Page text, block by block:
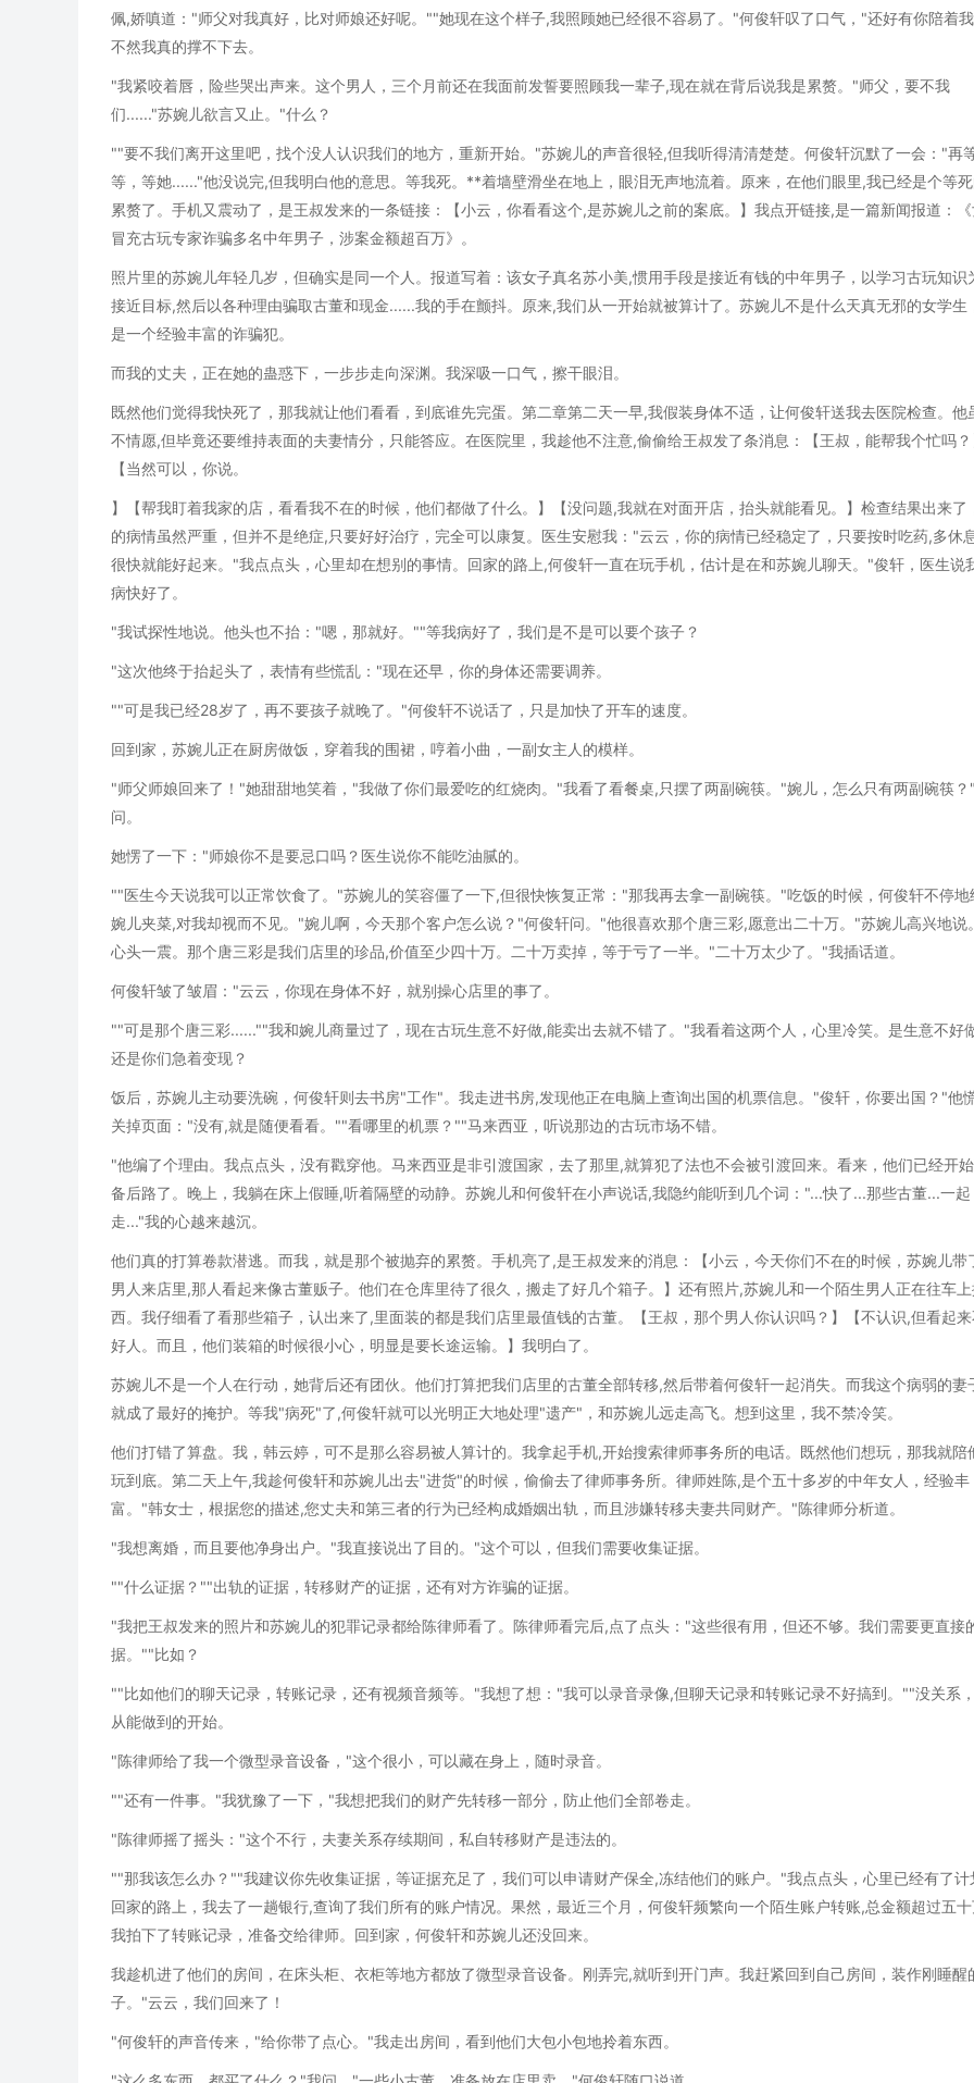
佩,娇嗔道："师父对我真好，比对师娘还好呢。""她现在这个样子,我照顾她已经很不容易了。"何俊轩叹了口气，"还好有你陪着我
不然我真的撑不下去。
"我紧咬着唇，险些哭出声来。这个男人，三个月前还在我面前发誓要照顾我一辈子,现在就在背后说我是累赘。"师父，要不我
们......"苏婉儿欲言又止。"什么？
""要不我们离开这里吧，找个没人认识我们的地方，重新开始。"苏婉儿的声音很轻,但我听得清清楚楚。何俊轩沉默了一会："再
等，等她......"他没说完,但我明白他的意思。等我死。**着墙壁滑坐在地上，眼泪无声地流着。原来，在他们眼里,我已经是个等
累赘了。手机又震动了，是王叔发来的一条链接：【小云，你看看这个,是苏婉儿之前的案底。】我点开链接,是一篇新闻报道：
冒充古玩专家诈骗多名中年男子，涉案金额超百万》。
照片里的苏婉儿年轻几岁，但确实是同一个人。报道写着：该女子真名苏小美,惯用手段是接近有钱的中年男子，以学习古玩知识
接近目标,然后以各种理由骗取古董和现金......我的手在颤抖。原来,我们从一开始就被算计了。苏婉儿不是什么天真无邪的女学生
是一个经验丰富的诈骗犯。
而我的丈夫，正在她的蛊惑下，一步步走向深渊。我深吸一口气，擦干眼泪。
既然他们觉得我快死了，那我就让他们看看，到底谁先完蛋。第二章第二天一早,我假装身体不适，让何俊轩送我去医院检查。他
不情愿,但毕竟还要维持表面的夫妻情分，只能答应。在医院里，我趁他不注意,偷偷给王叔发了条消息：【王叔，能帮我个忙吗？
【当然可以，你说。
】【帮我盯着我家的店，看看我不在的时候，他们都做了什么。】【没问题,我就在对面开店，抬头就能看见。】检查结果出来了
的病情虽然严重，但并不是绝症,只要好好治疗，完全可以康复。医生安慰我："云云，你的病情已经稳定了，只要按时吃药,多休
很快就能好起来。"我点点头，心里却在想别的事情。回家的路上,何俊轩一直在玩手机，估计是在和苏婉儿聊天。"俊轩，医生说
病快好了。
"我试探性地说。他头也不抬："嗯，那就好。""等我病好了，我们是不是可以要个孩子？
"这次他终于抬起头了，表情有些慌乱："现在还早，你的身体还需要调养。
""可是我已经28岁了，再不要孩子就晚了。"何俊轩不说话了，只是加快了开车的速度。
回到家，苏婉儿正在厨房做饭，穿着我的围裙，哼着小曲，一副女主人的模样。
"师父师娘回来了！"她甜甜地笑着，"我做了你们最爱吃的红烧肉。"我看了看餐桌,只摆了两副碗筷。"婉儿，怎么只有两副碗筷？
问。
她愣了一下："师娘你不是要忌口吗？医生说你不能吃油腻的。
""医生今天说我可以正常饮食了。"苏婉儿的笑容僵了一下,但很快恢复正常："那我再去拿一副碗筷。"吃饭的时候，何俊轩不停地
婉儿夹菜,对我却视而不见。"婉儿啊，今天那个客户怎么说？"何俊轩问。"他很喜欢那个唐三彩,愿意出二十万。"苏婉儿高兴地说
心头一震。那个唐三彩是我们店里的珍品,价值至少四十万。二十万卖掉，等于亏了一半。"二十万太少了。"我插话道。
何俊轩皱了皱眉："云云，你现在身体不好，就别操心店里的事了。
""可是那个唐三彩......""我和婉儿商量过了，现在古玩生意不好做,能卖出去就不错了。"我看着这两个人，心里冷笑。是生意不好
还是你们急着变现？
饭后，苏婉儿主动要洗碗，何俊轩则去书房"工作"。我走进书房,发现他正在电脑上查询出国的机票信息。"俊轩，你要出国？"他
关掉页面："没有,就是随便看看。""看哪里的机票？""马来西亚，听说那边的古玩市场不错。
"他编了个理由。我点点头，没有戳穿他。马来西亚是非引渡国家，去了那里,就算犯了法也不会被引渡回来。看来，他们已经开
备后路了。晚上，我躺在床上假睡,听着隔壁的动静。苏婉儿和何俊轩在小声说话,我隐约能听到几个词："...快了...那些古董...一起
走..."我的心越来越沉。
他们真的打算卷款潜逃。而我，就是那个被抛弃的累赘。手机亮了,是王叔发来的消息：【小云，今天你们不在的时候，苏婉儿带
男人来店里,那人看起来像古董贩子。他们在仓库里待了很久，搬走了好几个箱子。】还有照片,苏婉儿和一个陌生男人正在往车
西。我仔细看了看那些箱子，认出来了,里面装的都是我们店里最值钱的古董。【王叔，那个男人你认识吗？】【不认识,但看起
好人。而且，他们装箱的时候很小心，明显是要长途运输。】我明白了。
苏婉儿不是一个人在行动，她背后还有团伙。他们打算把我们店里的古董全部转移,然后带着何俊轩一起消失。而我这个病弱的妻
就成了最好的掩护。等我"病死"了,何俊轩就可以光明正大地处理"遗产"，和苏婉儿远走高飞。想到这里，我不禁冷笑。
他们打错了算盘。我，韩云婷，可不是那么容易被人算计的。我拿起手机,开始搜索律师事务所的电话。既然他们想玩，那我就陪
玩到底。第二天上午,我趁何俊轩和苏婉儿出去"进货"的时候，偷偷去了律师事务所。律师姓陈,是个五十多岁的中年女人，经验丰
富。"韩女士，根据您的描述,您丈夫和第三者的行为已经构成婚姻出轨，而且涉嫌转移夫妻共同财产。"陈律师分析道。
"我想离婚，而且要他净身出户。"我直接说出了目的。"这个可以，但我们需要收集证据。
""什么证据？""出轨的证据，转移财产的证据，还有对方诈骗的证据。
"我把王叔发来的照片和苏婉儿的犯罪记录都给陈律师看了。陈律师看完后,点了点头："这些很有用，但还不够。我们需要更直接
据。""比如？
""比如他们的聊天记录，转账记录，还有视频音频等。"我想了想："我可以录音录像,但聊天记录和转账记录不好搞到。""没关系
从能做到的开始。
"陈律师给了我一个微型录音设备，"这个很小，可以藏在身上，随时录音。
""还有一件事。"我犹豫了一下，"我想把我们的财产先转移一部分，防止他们全部卷走。
"陈律师摇了摇头："这个不行，夫妻关系存续期间，私自转移财产是违法的。
""那我该怎么办？""我建议你先收集证据，等证据充足了，我们可以申请财产保全,冻结他们的账户。"我点点头，心里已经有了计
回家的路上，我去了一趟银行,查询了我们所有的账户情况。果然，最近三个月，何俊轩频繁向一个陌生账户转账,总金额超过五十
我拍下了转账记录，准备交给律师。回到家，何俊轩和苏婉儿还没回来。
我趁机进了他们的房间，在床头柜、衣柜等地方都放了微型录音设备。刚弄完,就听到开门声。我赶紧回到自己房间，装作刚睡醒
子。"云云，我们回来了！
"何俊轩的声音传来，"给你带了点心。"我走出房间，看到他们大包小包地拎着东西。